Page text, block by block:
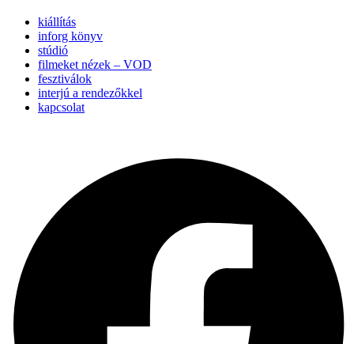
kiállítás
inforg könyv
stúdió
filmeket nézek – VOD
fesztiválok
interjú a rendezőkkel
kapcsolat